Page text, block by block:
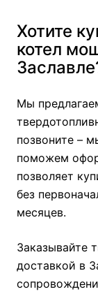
Хотите
котел
Мы
позвоните –
поможем
позволяет
без
месяцев.
Заказывайте
доставкой в